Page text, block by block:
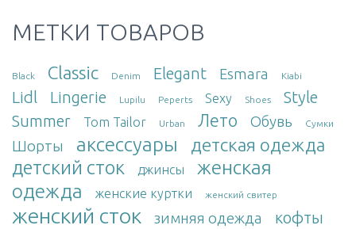
МЕТКИ ТОВАРОВ
Black Classic Denim Elegant Esmara Kiabi
Lidl Lingerie Lupilu Peperts Sexy Shoes
Style
Summer
Tom Tailor Urban Лето Обувь Сумки
Шорты аксессуары детская одежда
детский сток джинсы
женская
одежда
женские куртки женский свитер
женский сток зимняя одежда кофты